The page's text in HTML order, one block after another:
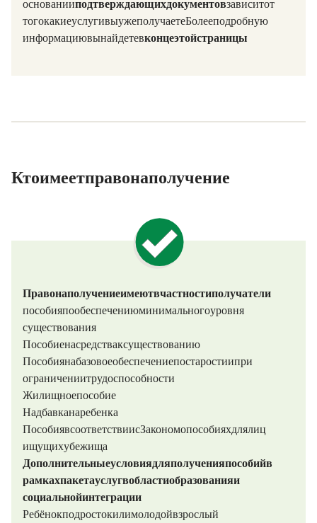
основанииподтверждающих документовзависит от
того, какие услуги вы уже получаете. Более подробную
информацию вы найдете вконце этой страницы
Кто имеет право на получение?
Право на получение имеют, в частности, получатели:
пособия по обеспечению минимального уровня
существования
Пособие на средства к существованию
Пособия на базовое обеспечение по старости и при
ограничении трудоспособности
Жилищное пособие
Надбавка на ребенка (KiZ)
Пособия в соответствии с Законом о пособиях для лиц,
ищущих убежища
Дополнительные условия для получения пособий в
рамках пакета услуг в области образования и
социальной интеграции
Ребёнок, подросток или молодой взрослый